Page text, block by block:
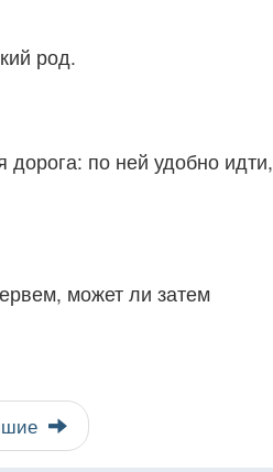
род.
по ней удобно идти,
может ли затем